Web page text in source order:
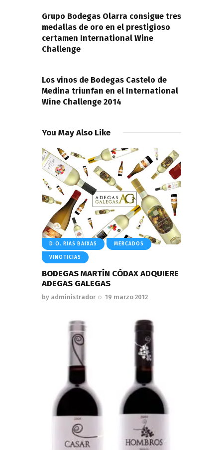
entradas
Grupo Bodegas Olarra consigue tres
medallas de oro en el prestigioso
certamen International Wine
Challenge
Los vinos de Bodegas Castelo de
Medina triunfan en el International
Wine Challenge 2014
You May Also Like
D.O. RIAS BAIXAS MERCADOS
VINOTICIAS
BODEGAS MARTÍN CÓDAX ADQUIERE
ADEGAS GALEGAS
by administrador 19 marzo 2012